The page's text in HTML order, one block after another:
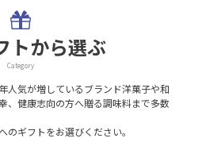
トから選ぶ
Category
人気が増しているブランド洋菓子や和
、健康志向の方へ贈る調味料まで多数
ギフトをお選びください。